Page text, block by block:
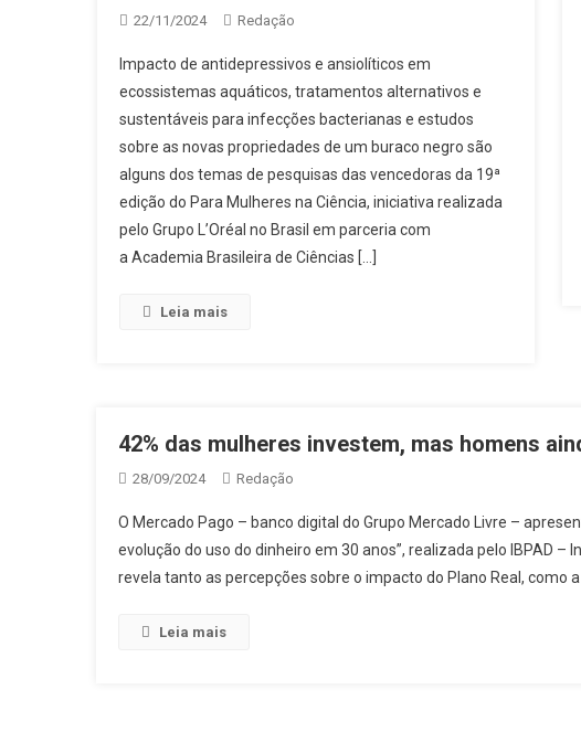
22/11/2024 Redação
Impacto de antidepressivos e ansiolíticos em
ecossistemas aquáticos, tratamentos alternativos e
sustentáveis para infecções bacterianas e estudos
sobre as novas propriedades de um buraco negro são
alguns dos temas de pesquisas das vencedoras da 19ª
edição do Para Mulheres na Ciência, iniciativa realizada
pelo Grupo L’Oréal no Brasil em parceria com
a Academia Brasileira de Ciências […]
Leia mais
42% das mulheres investem, mas homens
28/09/2024 Redação
O Mercado Pago – banco digital do Grupo Mercado Livre –
evolução do uso do dinheiro em 30 anos”, realizada pelo IBPAD –
revela tanto as percepções sobre o impacto do Plano Real, como
Leia mais